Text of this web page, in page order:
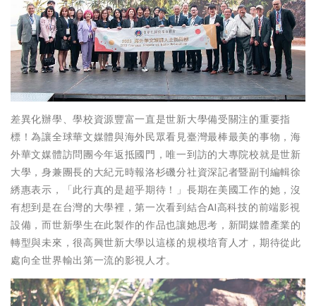
差異化辦學、學校資源豐富一直是世新大學備受關注的重要指
標！為讓全球華文媒體與海外民眾看見臺灣最棒最美的事物，海
外華文媒體訪問團今年返抵國門，唯一到訪的大專院校就是世新
大學，身兼團長的大紀元時報洛杉磯分社資深記者暨副刊編輯徐
綉惠表示，「此行真的是超乎期待！」長期在美國工作的她，沒
有想到是在台灣的大學裡，第一次看到結合AI高科技的前端影視
設備，而世新學生在此製作的作品也讓她思考，新聞媒體產業的
轉型與未來，很高興世新大學以這樣的規模培育人才，期待從此
處向全世界輸出第一流的影視人才。